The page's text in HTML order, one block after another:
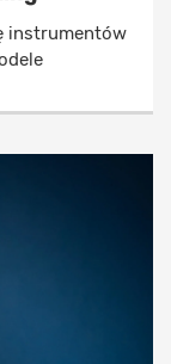
instrumentów